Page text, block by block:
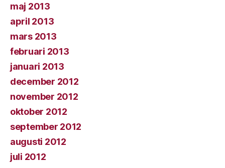
maj 2013
april 2013
mars 2013
februari 2013
januari 2013
december 2012
november 2012
oktober 2012
september 2012
augusti 2012
juli 2012